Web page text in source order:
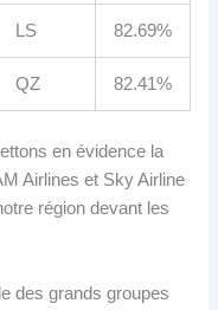
LS 82.69%
QZ 82.41%
en évidence la
Airlines et Sky Airline
région devant les
des grands groupes